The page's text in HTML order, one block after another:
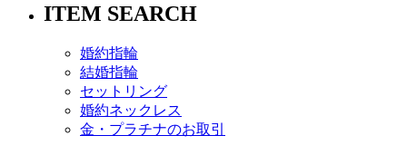
ITEM SEARCH
婚約指輪
結婚指輪
セットリング
婚約ネックレス
金・プラチナのお取引